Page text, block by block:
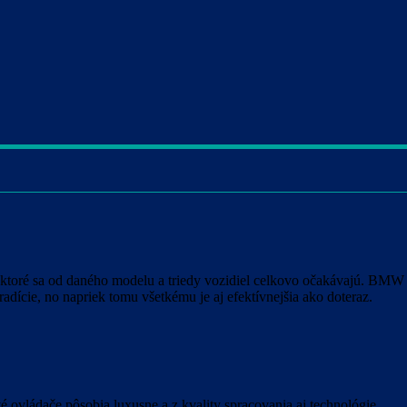
sa od daného modelu a triedy vozidiel celkovo očakávajú. BMW
no napriek tomu všetkému je aj efektívnejšia ako doteraz.